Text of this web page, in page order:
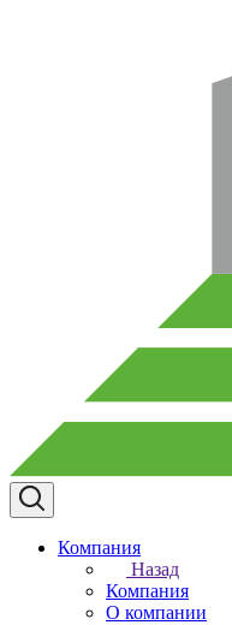
Компания
Назад
Компания
О компании